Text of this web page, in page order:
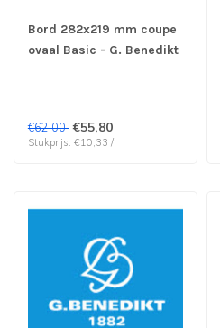
Bord 282x219 mm coupe
ovaal Basic - G. Benedikt
€62,00 €55,80
Stukprijs: €10,33 /